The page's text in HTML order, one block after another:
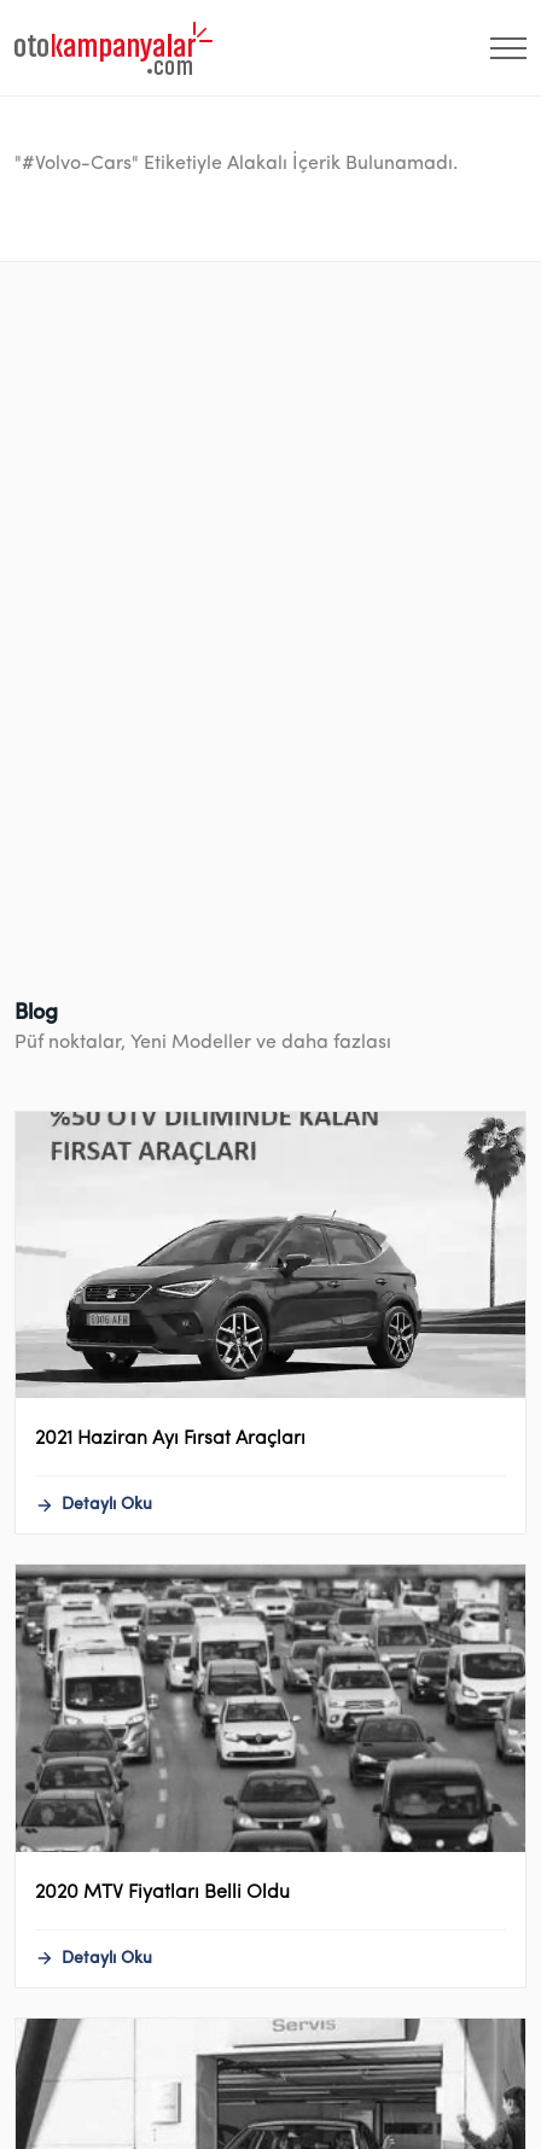
"#Volvo-Cars" Etiketiyle Alakalı İçerik Bulunamadı.
Blog
Püf noktalar, Yeni Modeller ve daha fazlası
2021 Haziran Ayı Fırsat Araçları
Detaylı Oku
2020 MTV Fiyatları Belli Oldu
Detaylı Oku